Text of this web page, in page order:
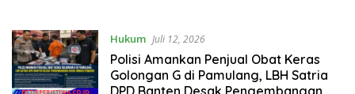
Hukum Juli 12, 2026
Polisi Amankan Penjual Obat Keras
Golongan G di Pamulang, LBH Satria